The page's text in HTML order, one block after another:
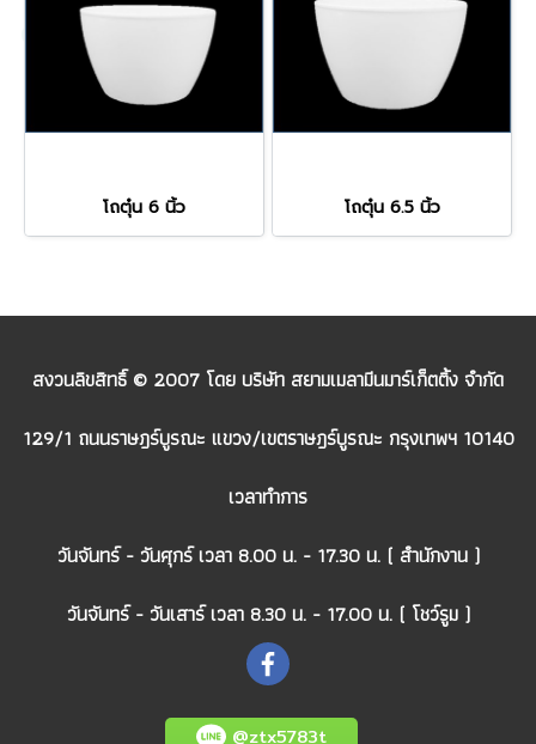
โถตุ๋น 6 นิ้ว โถตุ๋น 6.5 นิ้ว
สงวนลิขสิทธิ์ © 2007 โดย บริษัท สยามเมลามีนมาร์เก็ตติ้ง จำกัด
129/1 ถนนราษฎร์บูรณะ แขวง/เขตราษฎร์บูรณะ กรุงเทพฯ 10140
เวลาทำการ
วันจันทร์ - วันศุกร์ เวลา 8.00 น. - 17.30 น. ( สำนักงาน )
วันจันทร์ - วันเสาร์ เวลา 8.30 น. - 17.00 น. ( โชว์รูม )
@ztx5783t